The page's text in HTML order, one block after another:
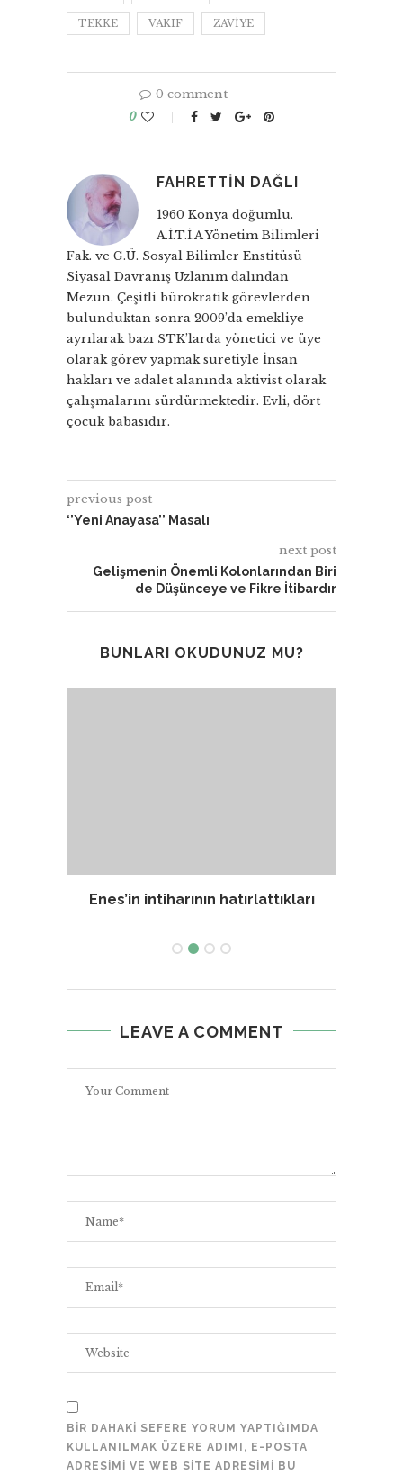
TEKKE VAKIF ZAVIYE
0 comment
0
FAHRETTIN DAĞLI
1960 Konya doğumlu.
A.İ.T.İ.A Yönetim Bilimleri
Fak. ve G.Ü. Sosyal Bilimler Enstitüsü
Siyasal Davranış Uzlanım dalından
Mezun. Çeşitli bürokratik görevlerden
bulunduktan sonra 2009’da emekliye
ayrılarak bazı STK’larda yönetici ve üye
olarak görev yapmak suretiyle İnsan
hakları ve adalet alanında aktivist olarak
çalışmalarını sürdürmektedir. Evli, dört
çocuk babasıdır.
previous post
‘’Yeni Anayasa’’ Masalı
next post
Gelişmenin Önemli Kolonlarından Biri
de Düşünceye ve Fikre İtibardır
BUNLARI OKUDUNUZ MU?
Enes’in intiharının hatırlattıkları
LEAVE A COMMENT
BIR DAHAKI SEFERE YORUM YAPTIĞIMDA
KULLANILMAK ÜZERE ADIMI, E-POSTA
ADRESIMI VE WEB SITE ADRESIMI BU